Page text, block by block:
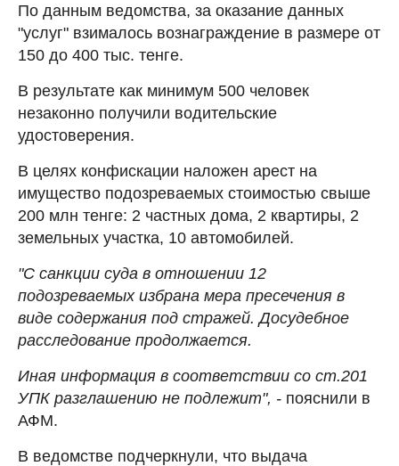
По данным ведомства, за оказание данных
"услуг" взималось вознаграждение в размере от
150 до 400 тыс. тенге.
В результате как минимум 500 человек
незаконно получили водительские
удостоверения.
В целях конфискации наложен арест на
имущество подозреваемых стоимостью свыше
200 млн тенге: 2 частных дома, 2 квартиры, 2
земельных участка, 10 автомобилей.
"С санкции суда в отношении 12
подозреваемых избрана мера пресечения в
виде содержания под стражей. Досудебное
расследование продолжается.
Иная информация в соответствии со ст.201
УПК разглашению не подлежит", - пояснили в
АФМ.
В ведомстве подчеркнули, что выдача